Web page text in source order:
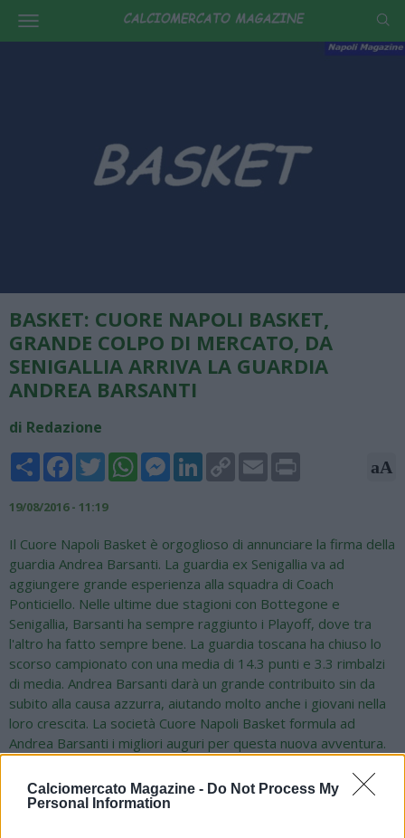
Calciomercato Magazine - Do Not Process My
Personal Information
BASKET: CUORE NAPOLI BASKET,
GRANDE COLPO DI MERCATO, DA
SENIGALLIA ARRIVA LA GUARDIA
ANDREA BARSANTI
di Redazione
Share FacebookTwitterWhatsAppMessengerLinkedInCopy
Link
Email aA
19/08/2016 - 11:19
Il Cuore Napoli Basket è orgoglioso di annunciare la firma della
guardia Andrea Barsanti. La guardia ex Senigallia va ad
aggiungere grande esperienza alla squadra di Coach
Ponticiello. Nelle ultime due stagioni con Bottegone e
Senigallia, Barsanti ha sempre raggiunto i Playoff, dove tra
l'altro ha fatto sempre bene. La guardia toscana ha chiuso lo
scorso campionato con una media di 14.3 punti e 3.3 rimbalzi
di media. Andrea Barsanti darà un grande contribuito sin da
subito alla causa azzurra, aiutando molto anche i giovani nella
loro crescita. La società Cuore Napoli Basket formula ad
Andrea Barsanti i migliori auguri per questa nuova avventura.
Queste le parole del nuovo giocatore azzurro: "Spero di